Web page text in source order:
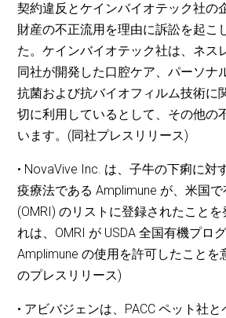
契約違反とケインバイオテック社の
財産の不正流用を理由に訴訟を起こ
た。ケインバイオテック社は、ネス
同社が開発した口腔ケア、パーソナ
抗菌および抗バイオフィルム技術に
切に利用しているとして、その他の
います。(同社プレスリリース)
• NovaVive Inc. は、子牛の下痢に対
疫療法である Amplimune が、米国
(OMRI) のリストに登録されたこと
れは、OMRI が USDA 全国有機プロ
Amplimune の使用を許可したことを
のプレスリリース)
• アビバジェンは、PACC ペット社